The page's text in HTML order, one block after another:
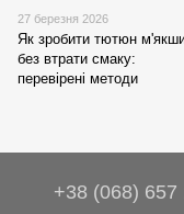
27 березня 2026
Як зробити тютюн
без втрати смаку:
перевірені методи
+38 (068) 657